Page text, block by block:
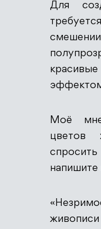
Для
Моё
цветов
напишите